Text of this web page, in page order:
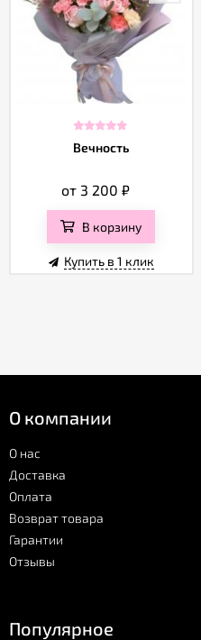
Вечность
от 3 200₽
В корзину
Купить в 1 клик
О компании
О нас
Доставка
Оплата
Возврат товара
Гарантии
Отзывы
Популярное